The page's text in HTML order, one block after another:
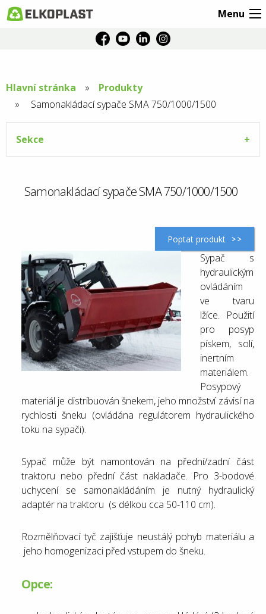
Menu
Hlavní stránka
Produkty
Aktuální
stránka:
Samonakládací sypače SMA 750/1000/1500
Sekce
Samonakládací sypače SMA 750/1000/1500
Poptat produkt
Sypač s
hydraulickým
ovládáním
ve tvaru
lžíce. Použití
pro posyp
pískem, solí,
inertním
materiálem.
Posypový
materiál je distribuován šnekem, jeho množství závisí na
rychlosti šneku (ovládána regulátorem hydraulického
toku na sypači).
Sypač může být namontován na přední/zadní část
traktoru nebo přední část nakladače. Pro 3-bodové
uchycení se samonakládáním je nutný hydraulický
adaptér na traktoru (s délkou cca 50-110 cm).
Rozmělňovací tyč zajišťuje neustálý pohyb materiálu a
jeho homogenizaci před vstupem do šneku.
Opce: